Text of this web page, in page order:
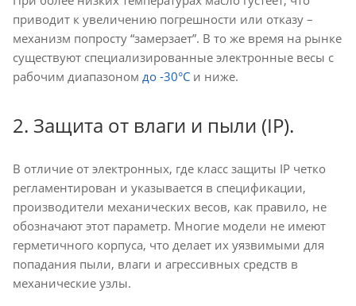
приводит к увеличению погрешности или отказу –
механизм попросту “замерзает”. В то же время на рынке
существуют специализированные электронные весы с
рабочим диапазоном до -30°C и ниже.
2. Защита от влаги и пыли (IP).
В отличие от электронных, где класс защиты IP четко
регламентирован и указывается в спецификации,
производители механических весов, как правило, не
обозначают этот параметр. Многие модели не имеют
герметичного корпуса, что делает их уязвимыми для
попадания пыли, влаги и агрессивных средств в
механические узлы.